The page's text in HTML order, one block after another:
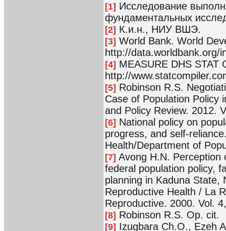
[1] Исследование
фундаментальных
[2] К.и.н., НИУ ВШЭ.
[3] World Bank. World
http://data.worldbank.org/
[4] MEASURE DHS STAT
http://
[5] Robinson R.S.
Case of Population Policy
and Policy Review. 2012.
[6] National policy on
progress, and self-
Health/Department of
[7] Avong H.N. Perception
federal population policy,
planning in Kaduna State,
Reproductive Health / La
Reproductive. 2000. Vol.
[8] Robinson R.S. Op. cit.
[9] Izugbara Ch.O., Ezeh